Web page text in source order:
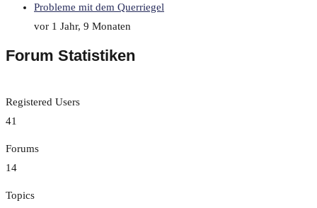
Probleme mit dem Querriegel
vor 1 Jahr, 9 Monaten
Forum Statistiken
Registered Users
41
Forums
14
Topics